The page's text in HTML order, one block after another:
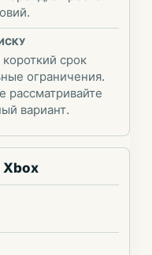
срок
ограничения.
рассматривайте
вариант.
Xbox